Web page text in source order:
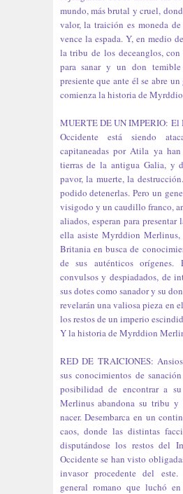
mundo, más brutal y cruel,
valor, la traición es moneda
vence la espada. Y, en medio
la tribu de los deceanglos,
para sanar y un don
presiente que ante él se abre
comienza la historia de
MUERTE DE UN IMPERIO: El
Occidente está siendo
capitaneadas por Atila ya
tierras de la antigua Galia, y
pavor, la muerte, la
podido detenerlas. Pero un
visigodo y un caudillo franco,
aliados, esperan para
ella asiste Myrddion Merlinus,
Britania en busca de
de sus auténticos orígenes.
convulsos y despiadados, de
sus dotes como sanador y su
revelarán una valiosa pieza en
los restos de un imperio
Y la historia de Myrddion
RED DE TRAICIONES:
sus conocimientos de
posibilidad de encontrar a
Merlinus abandona su tribu
nacer. Desembarca en un
caos, donde las distintas
disputándose los restos del
Occidente se han visto
invasor procedente del
general romano que luchó